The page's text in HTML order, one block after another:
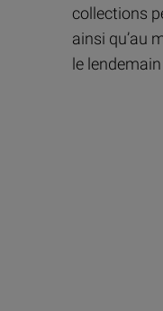
collections
ainsi qu’au
le